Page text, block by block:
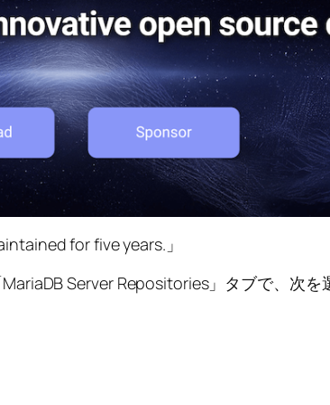
for five years.」
Server Repositories」タブで、次を